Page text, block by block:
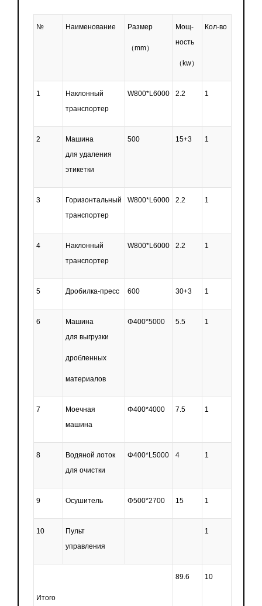
№ Наименование Размер
（mm）
Мощ-
ность
（kw）
Кол-во
1
Наклонный
транспортер
W800*L6000 2.2 1
2
Машина
для удаления
этикетки
500 15+3 1
3
Горизонтальный
транспортер
W800*L6000 2.2 1
4
Наклонный
транспортер
W800*L6000 2.2 1
5 Дробилка-пресс 600 30+3 1
6
Машина
для выгрузки
дробленных
материалов
Φ400*5000 5.5 1
7
Моечная
машина
Φ400*4000 7.5 1
8
Водяной лоток
для очистки
Φ400*L5000 4 1
9 Осушитель Φ500*2700 15 1
10
Пульт
управления
1
Итого
89.6 10